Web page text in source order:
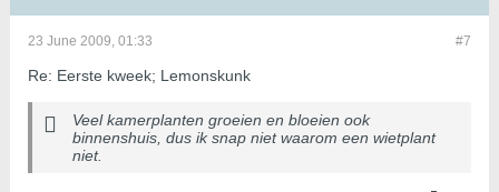
#7
23 June 2009, 01:33
Re: Eerste kweek; Lemonskunk
Veel kamerplanten groeien en bloeien ook
binnenshuis, dus ik snap niet waarom een wietplant
niet.